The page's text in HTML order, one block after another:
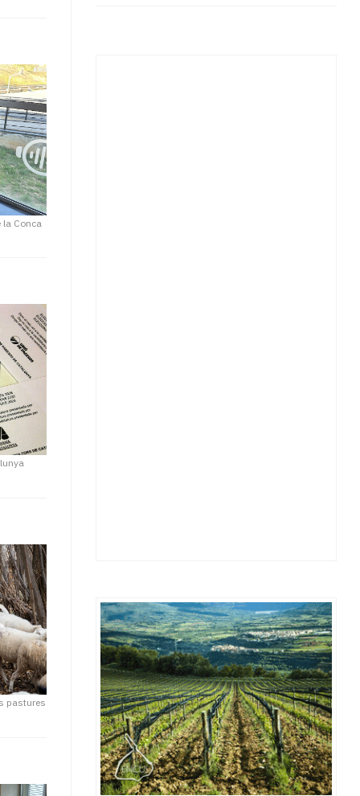
la Conca
pastures